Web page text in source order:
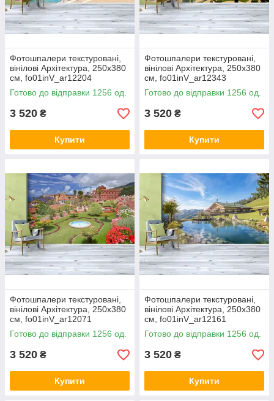
Фотошпалери текстуровані,
вінілові Архітектура, 250х380
см, fo01inV_ar12204
Готово до відправки 1256 од.
3 520 ₴
Купити
Фотошпалери текстуровані,
вінілові Архітектура, 250х380
см, fo01inV_ar12343
Готово до відправки 1256 од.
3 520 ₴
Купити
Фотошпалери текстуровані,
вінілові Архітектура, 250х380
см, fo01inV_ar12071
Готово до відправки 1256 од.
3 520 ₴
Купити
Фотошпалери текстуровані,
вінілові Архітектура, 250х380
см, fo01inV_ar12161
Готово до відправки 1256 од.
3 520 ₴
Купити